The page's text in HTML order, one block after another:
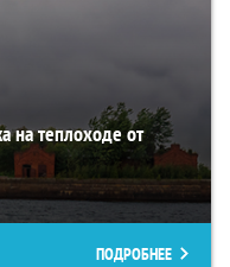
на теплоходе от
ПОДРОБНЕЕ